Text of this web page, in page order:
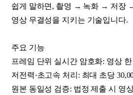
쉽게 말하면, 촬영 → 녹화 → 저장
영상 무결성을 지키는 기술입니다.
주요 기능
프레임 단위 실시간 암호화: 영상
저전력·초고속 처리: 최대 초당
원본 동일성 검증: 법정 제출 시 영